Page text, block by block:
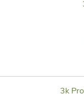
3k